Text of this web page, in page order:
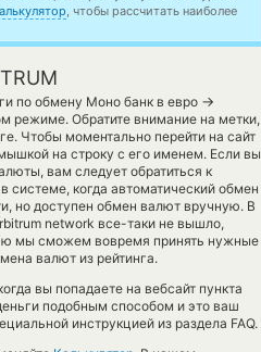
, чтобы рассчитать наиболее
по обмену Моно банк в евро →
режиме. Обратите внимание на метки,
Чтобы моментально перейти на сайт
на строку с его именем. Если вы
вам следует обратиться к
когда автоматический обмен
но доступен обмен валют вручную. В
network все-таки не вышло,
мы сможем вовремя принять нужные
валют из рейтинга.
вы попадаете на вебсайт пункта
подобным способом и это ваш
инструкцией из раздела FAQ.